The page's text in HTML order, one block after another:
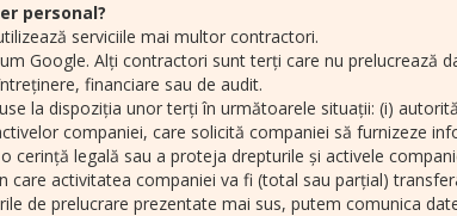
personal?
serviciile mai multor contractori.
Google. Alți contractori sunt terți care nu prelucrează
financiare sau de audit.
la dispoziția unor terți în următoarele situații: (i)
companiei, care solicită companiei să furnizeze
cerință legală sau a proteja drepturile și activele
care activitatea companiei va fi (total sau parțial)
de prelucrare prezentate mai sus, putem comunica